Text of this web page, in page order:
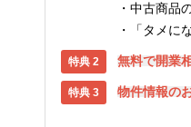
中古商品
「タメに
無料で開業
物件情報の